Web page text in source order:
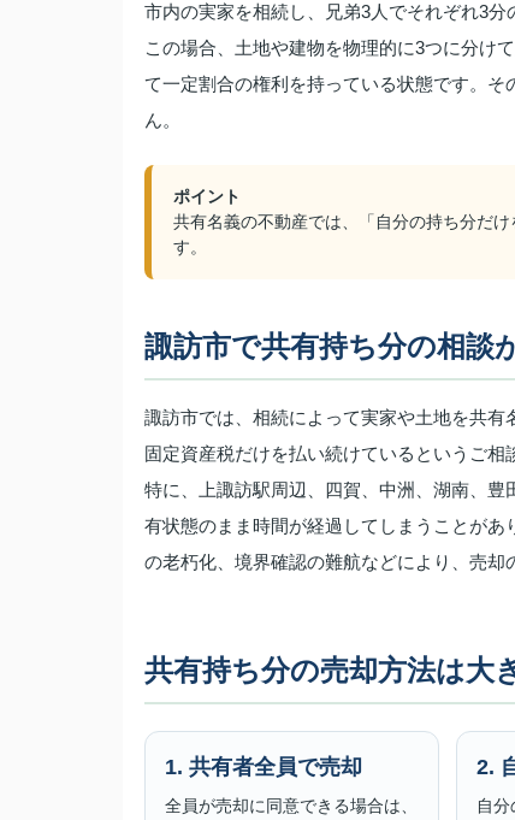
市内の実家を相続し、兄弟3人でそれぞれ3分
この場合、土地や建物を物理的に3つに分け
て一定割合の権利を持っている状態です。
ん。
ポイント
共有名義の不動産では、「自分の持ち分だ
す。
諏訪市で共有持ち分の相談
諏訪市では、相続によって実家や土地を共有
固定資産税だけを払い続けているというご相
特に、上諏訪駅周辺、四賀、中洲、湖南、
有状態のまま時間が経過してしまうことが
の老朽化、境界確認の難航などにより、売却
共有持ち分の売却方法は大
1. 共有者全員で売却
全員が売却に同意できる場合は、
2.
自